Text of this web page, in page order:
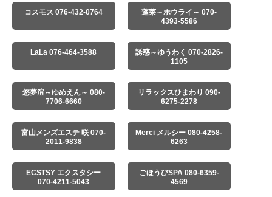
コスモス 076-432-0764
蓬莱～ホウライ～ 070-
4393-5586
LaLa 076-464-3588
誘惑～ゆうわく 070-2826-
1105
悠夢渲～ゆめえん～ 080-
7706-6660
リラックスひまわり 090-
6275-2278
富山メンズエステ 咲 070-
2011-9838
Merci メルシー 080-4258-
6263
ECSTSY エクスタシー
070-4211-5043
ごほうびSPA 080-6359-
4569